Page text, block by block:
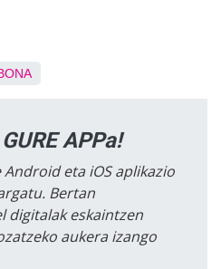
APPa!
eta iOS aplikazio
Bertan
digitalak eskaintzen
aukera izango